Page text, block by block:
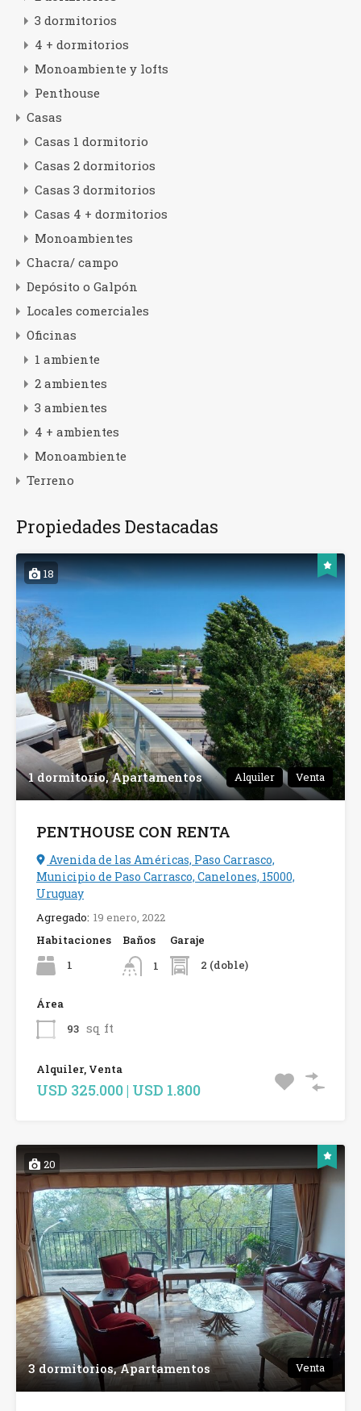
3 dormitorios
4 + dormitorios
Monoambiente y lofts
Penthouse
Casas
Casas 1 dormitorio
Casas 2 dormitorios
Casas 3 dormitorios
Casas 4 + dormitorios
Monoambientes
Chacra/ campo
Depósito o Galpón
Locales comerciales
Oficinas
1 ambiente
2 ambientes
3 ambientes
4 + ambientes
Monoambiente
Terreno
Propiedades Destacadas
18
1 dormitorio, Apartamentos Alquiler Venta
PENTHOUSE CON RENTA
Avenida de las Américas, Paso Carrasco,
Municipio de Paso Carrasco, Canelones, 15000,
Uruguay
Agregado: 19 enero, 2022
Habitaciones
1
Baños
1
Garaje
2 (doble)
Área
93 sq ft
Alquiler, Venta
USD 325.000 | USD 1.800
20
3 dormitorios, Apartamentos Venta